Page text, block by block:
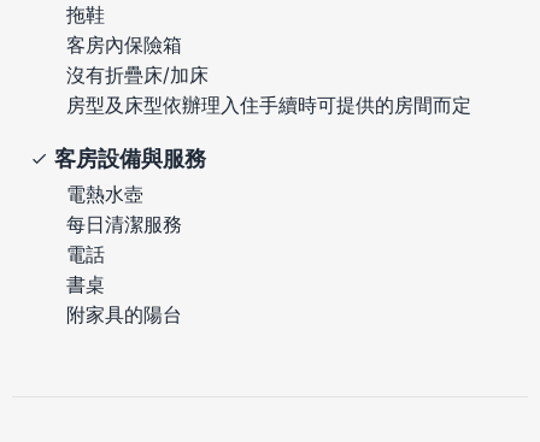
拖鞋
客房內保險箱
沒有折疊床/加床
房型及床型依辦理入住手續時可提供的房間而定
客房設備與服務
電熱水壺
每日清潔服務
電話
書桌
附家具的陽台